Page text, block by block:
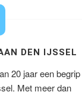
DEN IJSSEL
20 jaar een begrip
Met meer dan